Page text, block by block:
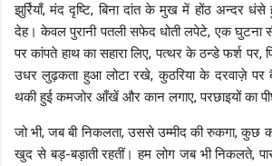
झुर्रियाँ, मंद दृष्टि, बिना दांत के मुख में होंठ अन्दर
देह। केवल पुरानी पतली सफेद धोती लपेटे, एक
पर कांपते हाथ का सहारा लिए, पत्थर के ठन्डे फर्श पर,
उधर लुढ़कता हुआ लोटा रखे, कुठरिया के दरवाज़े पर
थकी हुई कमजोर आँखें और कान लगाए, परछाइयों का
जो भी, जब बी निकलता, उससे उम्मीद की रुकगा,
खुद से बड़-बड़ाती रहतीं। हम लोग जब भी निकलते,